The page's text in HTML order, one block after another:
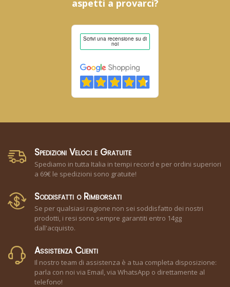
aspetti a provarci?
Spedizioni Veloci e Gratuite
Spediamo in tutta Italia in tempi record e per ordini superiori
a 69€ le spedizioni sono gratuite!
Soddisfatti o Rimborsati
Se per qualsiasi ragione non sei soddisfatto dei nostri
prodotti, i resi sono sempre garantiti entro 14gg
dall'acquisto.
Assistenza Clienti
Il nostro team di assistenza è a tua completa disposizione:
parla con noi via Email, via WhatsApp o direttamente al
telefono!